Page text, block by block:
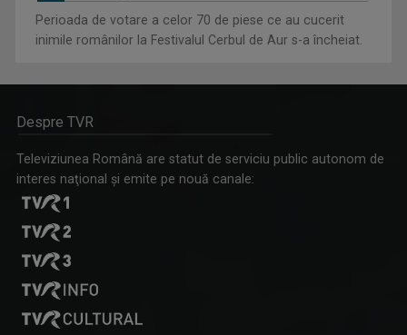
Perioada de votare a celor 70 de piese ce au cucerit
inimile românilor la Festivalul Cerbul de Aur s-a încheiat.
Despre TVR
Televiziunea Română are statut de serviciu public autonom de
interes naţional şi emite pe nouă canale: